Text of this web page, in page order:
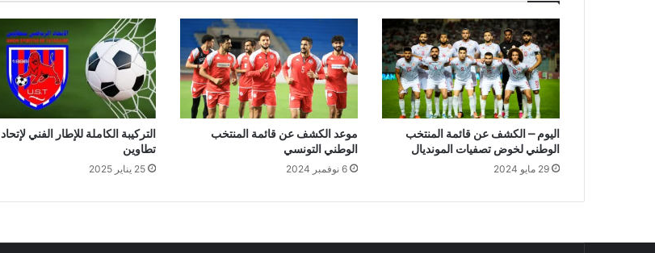
اليوم – الكشف عن قائمة المنتخب
الوطني لخوض تصفيات المونديال
29 مايو 2024
موعد الكشف عن قائمة المنتخب
الوطني التونسي
6 نوفمبر 2024
التركيبة الكاملة للإطار الفني لإتحاد
تطاوين
25 يناير 2025